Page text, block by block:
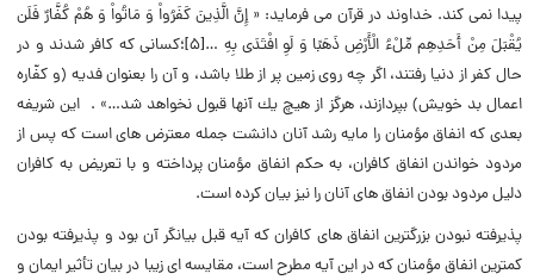
پیدا نمی کند. خداوند در قرآن می فرماید: « إِنَّ الَّذِينَ كَفَرُواْ وَ مَاتُواْ وَ هُمْ كُفَّارٌ فَلَن
يُقْبَلَ مِنْ أَحَدِهِم مِّلْ‏ءُ الْأَرْضِ ذَهَبًا وَ لَوِ افْتَدَى‏ بِهِ …[5]؛كسانى كه كافر شدند و در
حال كفر از دنيا رفتند، اگر چه روى زمين پر از طلا باشد، و آن را بعنوان فديه (و كفّاره
اعمال بد خويش) بپردازند، هرگز از هيچ يك آنها قبول نخواهد شد…» . این شريفه
بعدی که انفاق مؤمنان را مایه رشد آنان دانشت جمله معترض ه‏اى است كه پس از
مردود خواندن انفاق كافران، به حكم انفاق مؤمنان پرداخته و با تعريض به كافران
دليل مردود بودن انفاق ‏هاى آنان را نيز بيان كرده است.
پذيرفته نبودن بزرگترين انفاق ‏هاى كافران كه آيه قبل بيانگر آن بود و پذيرفته بودن
كمترين انفاق مؤمنان كه در اين آيه مطرح است، مقايسه‏ اى زيبا در بيان تأثير ايمان و